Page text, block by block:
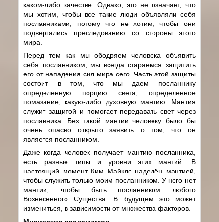
каком-либо качестве. Однако, это не означает, что
мы хотим, чтобы все такие люди объявляли себя
посланниками, потому что не хотим, чтобы они
подвергались преследованию со стороны этого
мира.
Перед тем как мы ободряем человека объявить
себя посланником, мы всегда стараемся защитить
его от нападения сил мира сего. Часть этой защиты
состоит в том, что мы даем посланнику
определенную порцию света, определенное
помазание, какую-либо духовную мантию. Мантия
служит защитой и помогает передавать свет через
посланника. Без такой мантии человеку было бы
очень опасно открыто заявить о том, что он
является посланником.
Даже когда человек получает мантию посланника,
есть разные типы и уровни этих мантий. В
настоящий момент Ким Майклс наделён мантией,
чтобы служить только моим посланником. У него нет
мантии, чтобы быть посланником любого
Вознесенного Существа. В будущем это может
измениться, в зависимости от множества факторов.